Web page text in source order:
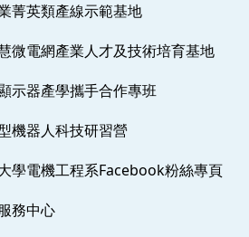
菁英類產線示範基地
微電網產業人才及技術培育基地
示器產學攜手合作專班
機器人科技研習營
學電機工程系Facebook粉絲專頁
務中心